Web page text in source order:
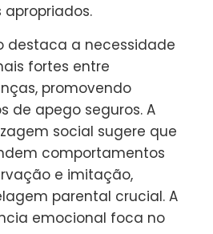
destaca a necessidade
fortes entre
promovendo
de apego seguros. A
social sugere que
comportamentos
e imitação,
parental crucial. A
emocional foca no